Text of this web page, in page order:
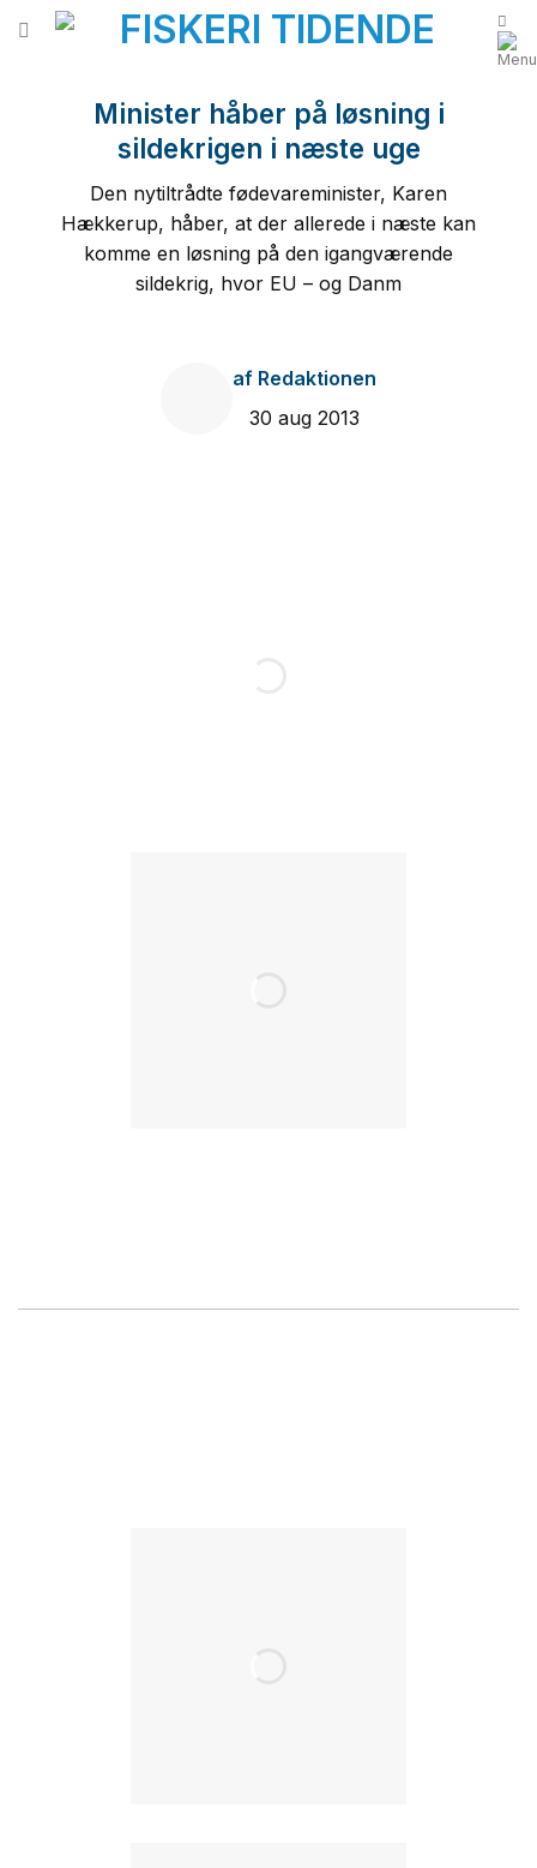
Fortsæt
Minister håber på løsning i
sildekrigen i næste uge
Den nytiltrådte fødevareminister, Karen
Hækkerup, håber, at der allerede i næste kan
komme en løsning på den igangværende
sildekrig, hvor EU – og Danm
af Redaktionen
30 aug 2013